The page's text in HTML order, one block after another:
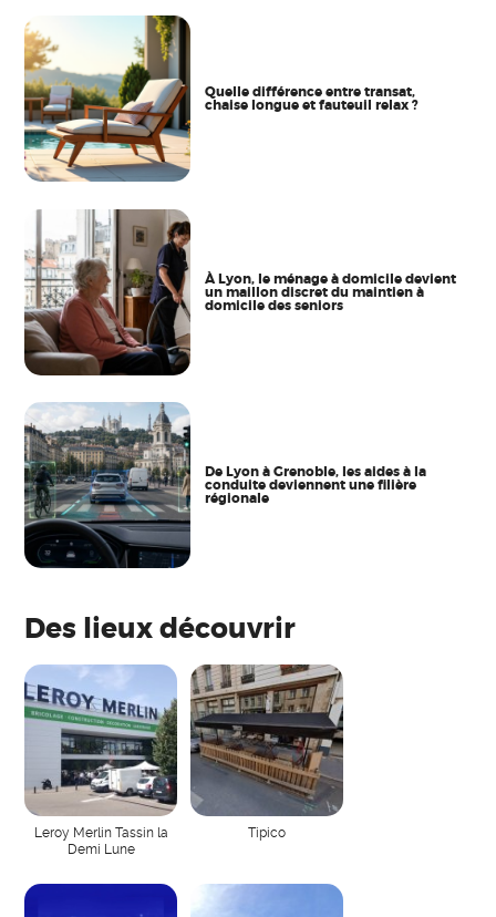
Quelle différence entre transat,
chaise longue et fauteuil relax ?
À Lyon, le ménage à domicile devient
un maillon discret du maintien à
domicile des seniors
De Lyon à Grenoble, les aides à la
conduite deviennent une filière
régionale
Des lieux découvrir
Leroy Merlin Tassin la
Demi Lune
Tipico